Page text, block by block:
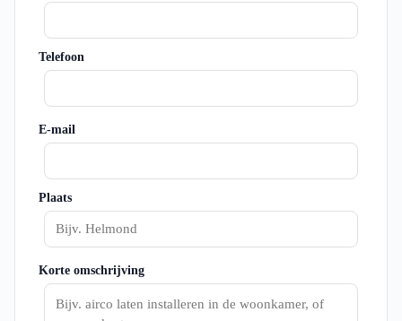
Telefoon
E-mail
Plaats
Korte omschrijving